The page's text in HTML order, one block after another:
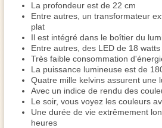
La profondeur est de 22 cm
Entre autres, un transformateur
plat
Il est intégré dans le boîtier du
Entre autres, des LED de 18 watts
Très faible consommation
La puissance lumineuse est de
Quatre mille kelvins assurent une
Avec un indice de rendu des
Le soir, vous voyez les couleurs
Une durée de vie extrêmement
heures